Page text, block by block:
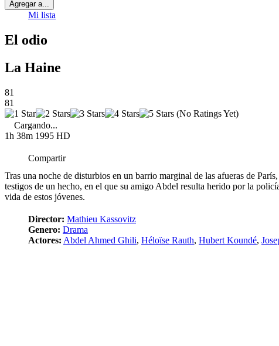
Agregar a...
Mi lista
El odio
La Haine
81
81
(No Ratings Yet)
Cargando...
1h 38m 1995 HD
Compartir
Tras una noche de disturbios en un barrio marginal de las afueras de
testigos de un hecho, en el que su amigo Abdel resulta herido por la
vida de estos jóvenes.
Director: Mathieu Kassovitz
Genero: Drama
Actores: Abdel Ahmed Ghili, Héloïse Rauth, Hubert Koundé,